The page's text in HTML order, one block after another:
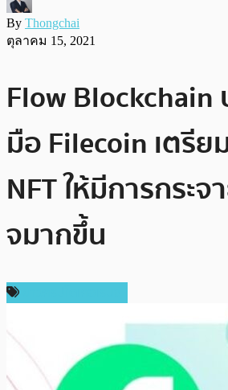
By Thongchai
ตุลาคม 15, 2021
Flow Blockchain
มือ Filecoin เตรี
NFT ให้มีการกระจ
จมากขึ้น